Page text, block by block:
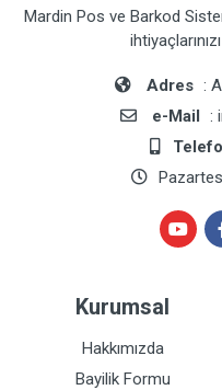
Mardin Pos ve Barkod
Adres :
e-Mail :
Kurumsal
Hakkımızda
Bayilik Formu